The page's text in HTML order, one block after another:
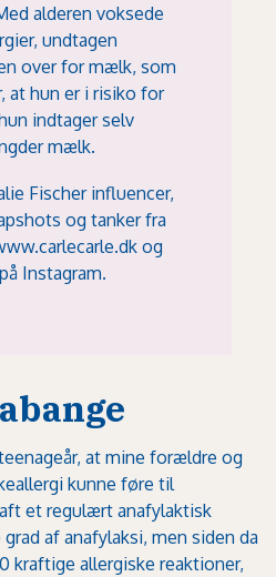
alderen voksede
undtagen
over for mælk, som
at hun er i risiko for
indtager selv
mælk.
Fischer influencer,
og tanker fra
og
Instagram.
at mine forældre og
kunne føre til
et regulært anafylaktisk
af anafylaksi, men siden da
kraftige allergiske reaktioner,